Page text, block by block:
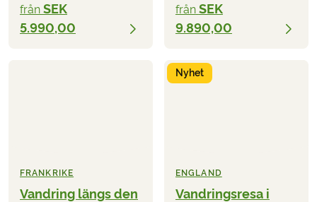
från SEK
5.990,00
från SEK
9.890,00
FRANKRIKE
Vandring längs den
Nyhet
ENGLAND
Vandringsresa i